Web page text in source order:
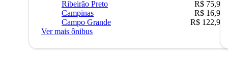
Ribeirão Preto
R$ 75,90
Campinas
R$ 16,90
Campo Grande
R$ 122,90
Ver mais ônibus